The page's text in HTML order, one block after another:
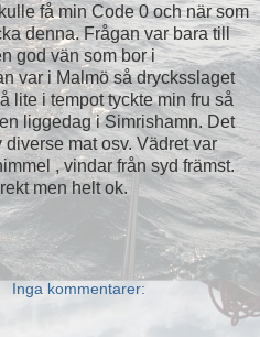
få min Code 0 och när som
denna. Frågan var bara till
god vän som bor i
var i Malmö så drycksslaget
lite i tempot tyckte min fru så
liggedag i Simrishamn. Det
mat osv. Vädret var
, vindar från syd främst.
men helt ok.
Inga kommentarer: